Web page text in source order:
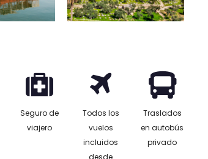
Seguro de
viajero
Todos los
vuelos
incluidos
desde
Traslados
en autobús
privado